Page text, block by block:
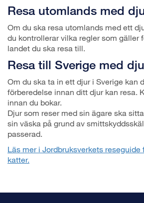
Resa utomlands med
Om du ska resa utomlands med ett
du kontrollerar vilka regler som gäller
landet du ska resa till.
Resa till Sverige med
Om du ska ta in ett djur i Sverige kan
förberedelse innan ditt djur kan resa.
innan du bokar.
Djur som reser med sin ägare ska
sin väska på grund av
passerad.
Läs mer i Jordbruksverkets reseguide
katter.